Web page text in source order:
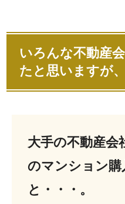
いろんな不動産
たと思いますが
大手の不動産会
のマンション購
と・・・。